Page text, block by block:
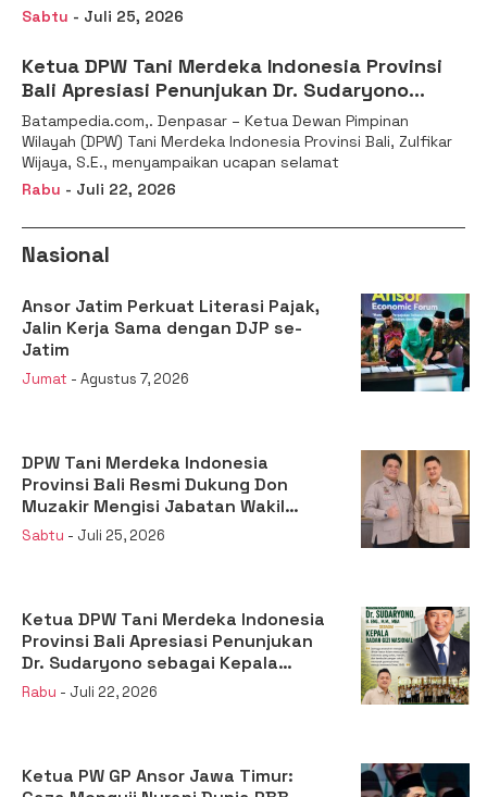
Sabtu - Juli 25, 2026
Ketua DPW Tani Merdeka Indonesia Provinsi
Bali Apresiasi Penunjukan Dr. Sudaryono
sebagai Kepala Badan Gizi Nasional
Batampedia.com,. Denpasar – Ketua Dewan Pimpinan
Wilayah (DPW) Tani Merdeka Indonesia Provinsi Bali, Zulfikar
Wijaya, S.E., menyampaikan ucapan selamat
Rabu - Juli 22, 2026
Nasional
Ansor Jatim Perkuat Literasi Pajak,
Jalin Kerja Sama dengan DJP se-
Jatim
Jumat - Agustus 7, 2026
DPW Tani Merdeka Indonesia
Provinsi Bali Resmi Dukung Don
Muzakir Mengisi Jabatan Wakil
Menteri Pertanian RI
Sabtu - Juli 25, 2026
Ketua DPW Tani Merdeka Indonesia
Provinsi Bali Apresiasi Penunjukan
Dr. Sudaryono sebagai Kepala
Badan Gizi Nasional
Rabu - Juli 22, 2026
Ketua PW GP Ansor Jawa Timur: